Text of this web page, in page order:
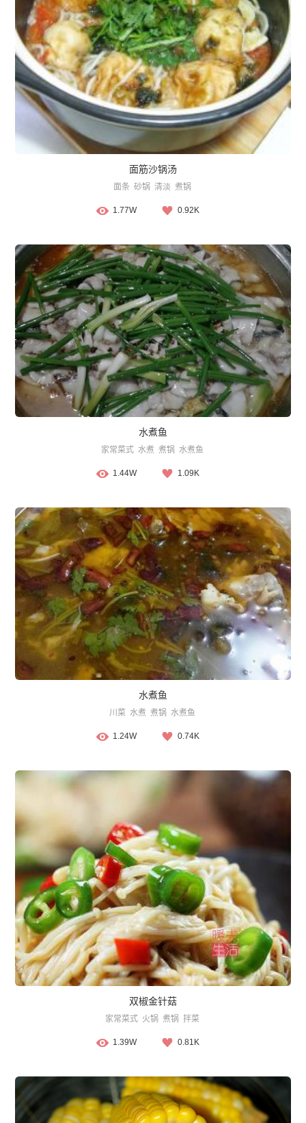
面筋沙锅汤
面条 砂锅 清淡 煮锅
1.77W 0.92K
水煮鱼
家常菜式 水煮 煮锅 水煮鱼
1.44W 1.09K
水煮鱼
川菜 水煮 煮锅 水煮鱼
1.24W 0.74K
双椒金针菇
家常菜式 火锅 煮锅 拌菜
1.39W 0.81K